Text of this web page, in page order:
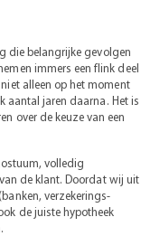
die belangrijke gevolgen
immers een flink deel
alleen op het moment
aantal jaren daarna. Het is
over de keuze van een
volledig
de klant. Doordat wij uit
verzekerings-
de juiste hypotheek